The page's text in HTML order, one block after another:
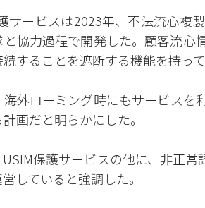
サービスは2023年、不法流心複
と協力過程で開発した。顧客流心
することを遮断する機能を持って
海外ローミング時にもサービスを
画だと明らかにした。
USIM保護サービスの他に、非正
していると強調した。